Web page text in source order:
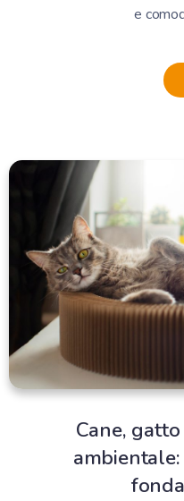
e
Cane,
ambientale: